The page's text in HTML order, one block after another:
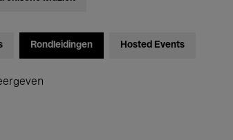
Rondleidingen Hosted Events